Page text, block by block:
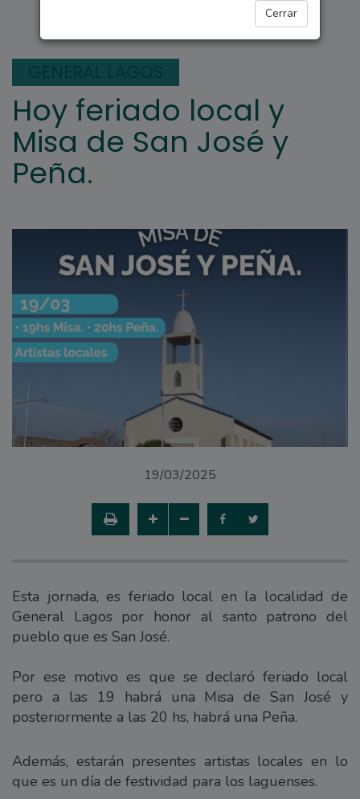
Cerrar
Hoy feriado local y
Misa de San José y
Peña.
19/03/2025
Esta jornada, es feriado local en la localidad de
General Lagos por honor al santo patrono del
pueblo que es San José.
Por ese motivo es que se declaró feriado local
pero a las 19 habrá una Misa de San José y
posteriormente a las 20 hs, habrá una Peña.
Además, estarán presentes artistas locales en lo
que es un día de festividad para los laguenses.